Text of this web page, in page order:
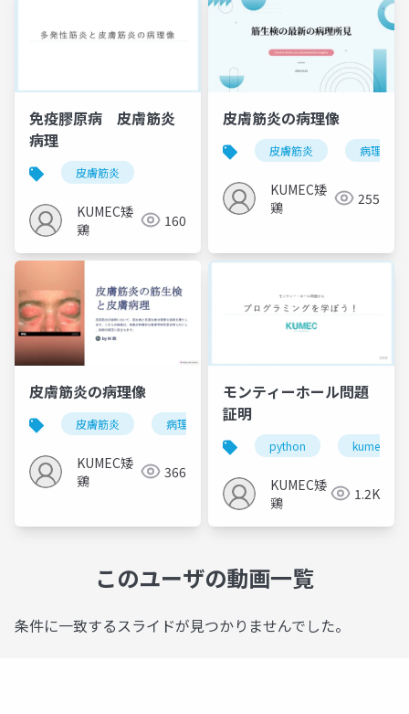
免疫膠原病 皮膚筋炎
病理
皮膚筋炎
KUMEC矮
鶏
160
皮膚筋炎の病理像
皮膚筋炎 病理像
KUMEC矮
鶏
255
皮膚筋炎の病理像
皮膚筋炎 病理像 gamma
KUMEC矮
鶏
366
モンティーホール問題
証明
python kumec
KUMEC矮
鶏
1.2K
このユーザの動画一覧
条件に一致するスライドが見つかりませんでした。